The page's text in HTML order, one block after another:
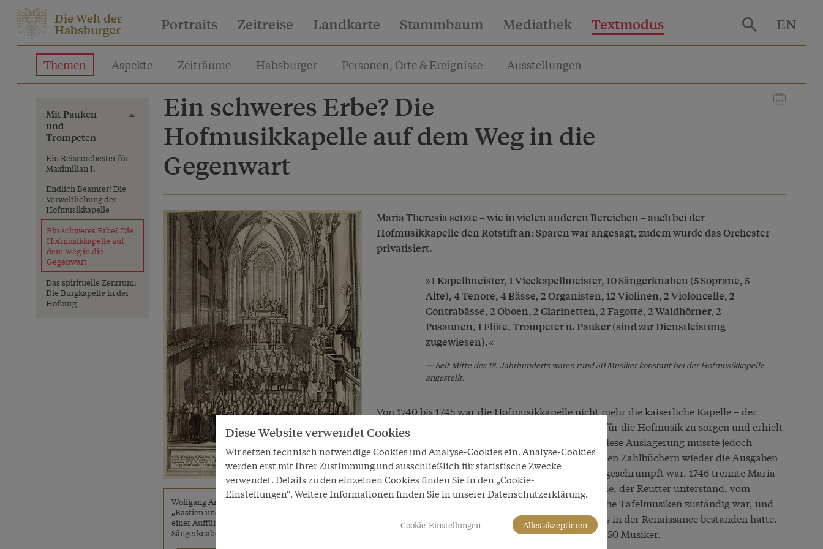
Die Welt der
Habsburger Portraits Zeitreise Landkarte Stammbaum Mediathek Textmodus EN
Themen Aspekte Zeiträume Habsburger Personen, Orte & Ereignisse Ausstellungen
Mit Pauken
und
Trompeten
Toggle menu
Ein Reiseorchester für
Maximilian I.
Endlich Beamter! Die
Verweltlichung der
Hofmusikkapelle
Ein schweres Erbe? Die
Hofmusikkapelle auf
dem Weg in die
Gegenwart
Das spirituelle Zentrum:
Die Burgkapelle in der
Hofburg
Ein schweres Erbe? Die
Hofmusikkapelle auf dem Weg in die
Gegenwart
Wolfgang Amadeus Mozart:
„Bastien und Bastienne“, in
einer Aufführung der Wiener
Sängerknaben
Maria Theresia setzte – wie in vielen anderen Bereichen – auch bei der
Hofmusikkapelle den Rotstift an: Sparen war angesagt, zudem wurde das Orchester
privatisiert.
1 Kapellmeister, 1 Vicekapellmeister, 10 Sängerknaben (5 Soprane, 5
Alte), 4 Tenore, 4 Bässe, 2 Organisten, 12 Violinen, 2 Violoncelle, 2
Contrabässe, 2 Oboen, 2 Clarinetten, 2 Fagotte, 2 Waldhörner, 2
Posaunen, 1 Flöte, Trompeter u. Pauker (sind zur Dienstleistung
zugewiesen).
Seit Mitte des 18. Jahrhunderts waren rund 50 Musiker konstant bei der Hofmusikkapelle
angestellt.
Von 1740 bis 1745 war die Hofmusikkapelle nicht mehr die kaiserliche Kapelle – der
Hofkapellmeister Georg Reutter hatte als Pächter für die Hofmusik zu sorgen und erhielt
dafür eine jährliche Summe von 20.000
. Diese Auslagerung musste jedoch
zurückgenommen werden, ab 1772 finden sich in den Zahlbüchern wieder die Ausgaben
für die Hofmusikkapelle, die auf nur 20 Personen geschrumpft war. 1746 trennte Maria
Theresia den sakralen Bereich der Hofmusikkapelle, der Reutter unterstand, vom
säkularen, der für Opern, Serenaden und öffentliche Tafelmusiken zuständig war, und
schuf damit eine Organisationsstruktur, die bereits in der Renaissance bestanden hatte.
Ab dieser Zeit umfasste die Kapelle konstant circa 50 Musiker.
Diese Website verwendet Cookies
Wir setzen technisch notwendige Cookies und Analyse-Cookies ein. Analyse-Cookies
werden erst mit Ihrer Zustimmung und ausschließlich für statistische Zwecke
verwendet. Details zu den einzelnen Cookies finden Sie in den „Cookie-
Einstellungen“. Weitere Informationen finden Sie in unserer Datenschutzerklärung.
Cookie-Einstellungen Alles akzeptieren